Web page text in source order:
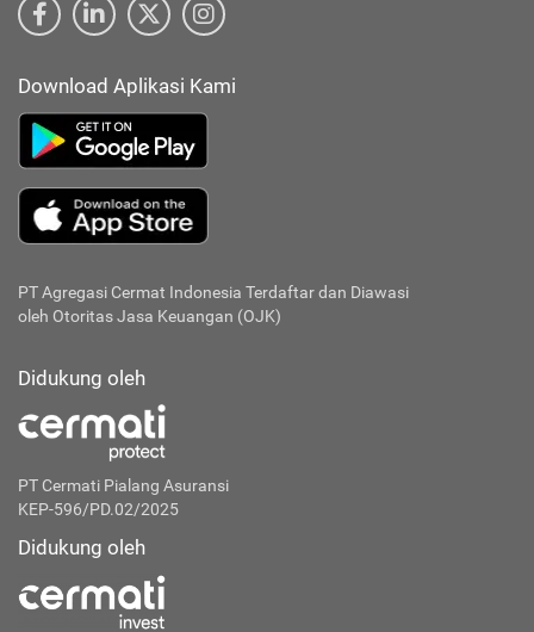
Download Aplikasi Kami
PT Agregasi Cermat Indonesia Terdaftar dan Diawasi
oleh Otoritas Jasa Keuangan (OJK)
Didukung oleh
PT Cermati Pialang Asuransi
KEP-596/PD.02/2025
Didukung oleh